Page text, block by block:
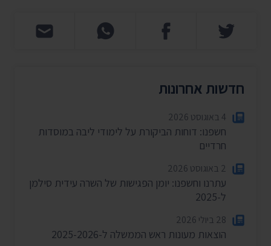
חדשות אחרונות
4 באוגוסט 2026
חשפנו: דוחות הביקורת על לימודי ליבה במוסדות
חרדיים
2 באוגוסט 2026
עתרנו וחשפנו: יומן הפגישות של השרה עידית סילמן
ל-2025
28 ביולי 2026
הוצאות מעונות ראש הממשלה ל-2025-2026